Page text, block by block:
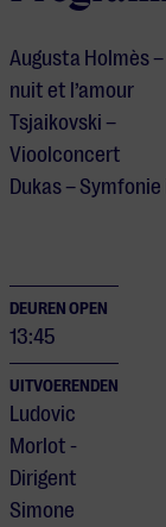
Augusta Holmès –
nuit et l’amour
Tsjaikovski –
Vioolconcert
Dukas – Symfonie
DEUREN OPEN
13:45
UITVOERENDEN
Ludovic
Morlot -
Dirigent
Simone